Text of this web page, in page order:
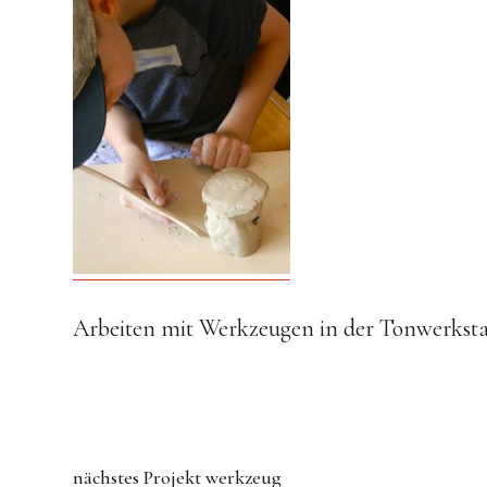
Arbeiten mit Werkzeugen in der
nächstes Projektwerkzeug